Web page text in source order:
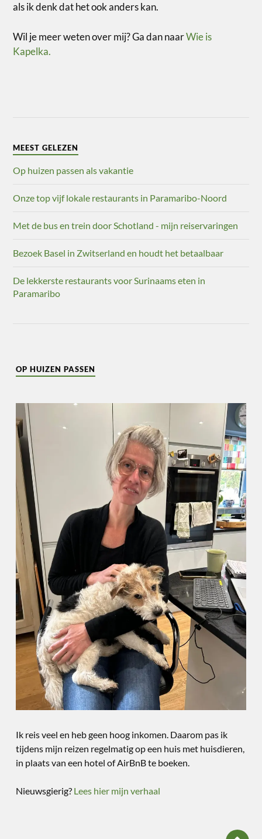
als ik denk dat het ook anders kan.
Wil je meer weten over mij? Ga dan naarWie is
Kapelka.
MEEST GELEZEN
Op huizen passen als vakantie
Onze top vijf lokale restaurants in Paramaribo-Noord
Met de bus en trein door Schotland - mijn reiservaringen
Bezoek Basel in Zwitserland en houdt het betaalbaar
De lekkerste restaurants voor Surinaams eten in
Paramaribo
OP HUIZEN PASSEN
Ik reis veel en heb geen hoog inkomen. Daarom pas ik
tijdens mijn reizen regelmatig op een huis met huisdieren,
in plaats van een hotel of AirBnB te boeken.
Nieuwsgierig? Lees hier mijn verhaal